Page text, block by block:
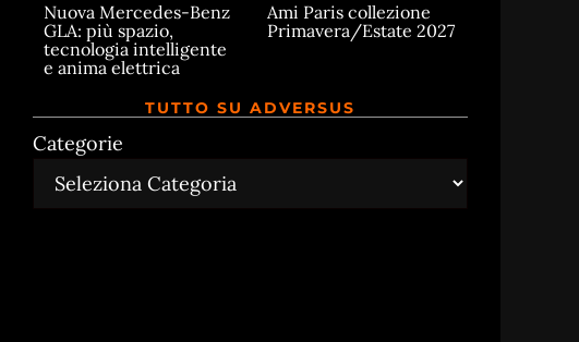
Nuova Mercedes-Benz
GLA: più spazio,
tecnologia intelligente
e anima elettrica
Ami Paris collezione
Primavera/Estate 2027
TUTTO SU ADVERSUS
Categorie